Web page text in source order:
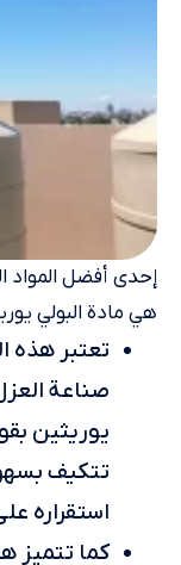
إحدى أفضل المواد
هي مادة البولي
تعتبر هذه
صناعة
يوريثين
تتكيف
استقراره
كما تتميز